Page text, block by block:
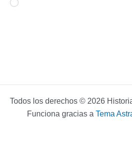
Cargando...
Todos los derechos © 2026
Funciona gracias a Tema